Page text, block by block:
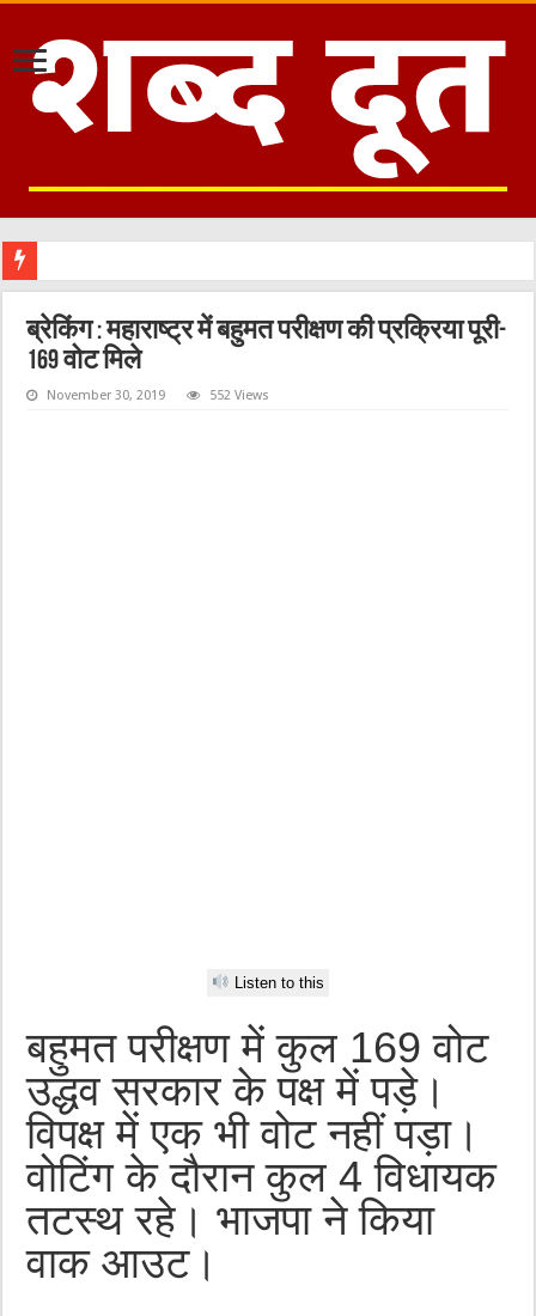
ब्रेकिंग : महाराष्ट्र में बहुमत परीक्षण की प्रक्रिया पूरी-
169 वोट मिले
November 30, 2019 552 Views
Listen to this
बहुमत परीक्षण में कुल 169 वोट
उद्धव सरकार के पक्ष में पड़े।
विपक्ष में एक भी वोट नहीं पड़ा।
वोटिंग के दौरान कुल 4 विधायक
तटस्थ रहे। भाजपा ने किया
वाक आउट।